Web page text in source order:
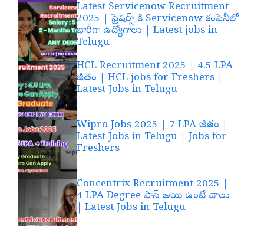
Latest Servicenow Recruitment
2025 | ఫ్రెషర్స్ కి Servicenow కంపెనీలో
భారీగా ఉద్యోగాలు | Latest jobs in
Telugu
HCL Recruitment 2025 | 4.5 LPA
జీతం | HCL jobs for Freshers |
Latest Jobs in Telugu
Wipro Jobs 2025 | 7 LPA జీతం |
Latest Jobs in Telugu | Jobs for
Freshers
Concentrix Recruitment 2025 |
4 LPA Degree పాస్ అయి ఉంటే చాలు
| Latest Jobs in Telugu